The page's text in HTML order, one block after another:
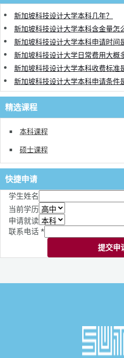
新加坡科技设计大学本科几年？
新加坡科技设计大学本科含金量怎
新加坡科技设计大学本科申请时间
新加坡科技设计大学日常费用大概
新加坡科技设计大学本科收费标准
新加坡科技设计大学本科申请条件
精选课程
本科课程
硕士课程
快捷申请
学生姓名
当前学历
申请就读
联系电话 *
提交申